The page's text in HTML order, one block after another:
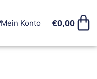
Mein Konto €0,00